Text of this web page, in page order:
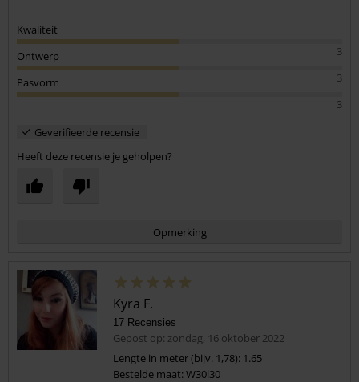
Kwaliteit
3
Ontwerp
3
Pasvorm
3
Geverifieerde recensie
Heeft deze recensie je geholpen?
Opmerking
Kyra F.
17 Recensies
Gepost op: zondag, 16 oktober 2022
Lengte in meter (bijv. 1,78): 1.65
Bestelde maat: W30l30